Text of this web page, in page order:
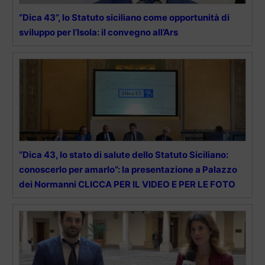
“Dica 43”, lo Statuto siciliano come opportunità di
sviluppo per l’Isola: il convegno all’Ars
“Dica 43, lo stato di salute dello Statuto Siciliano:
conoscerlo per amarlo”: la presentazione a Palazzo
dei Normanni CLICCA PER IL VIDEO E PER LE FOTO